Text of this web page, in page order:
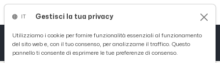
Gestisci la tua privacy
Utilizziamo i cookie per fornire funzionalità essenziali al funzionamento
del sito web e, con il tuo consenso, per analizzarne il traffico. Questo
pannello ti consente di esprimere le tue preferenze di consenso.
Tutto News
Tutto Sport
Tutto Curiosità